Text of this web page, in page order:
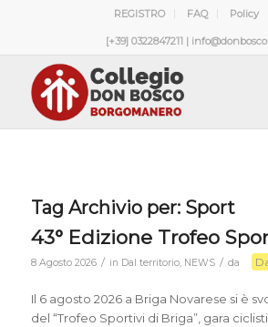
REGISTRO FAQ Policy
[+39] 0322847211 |
Tag Archivio per: Sport
43° Edizione Trofeo
8 Agosto 2026 / in Dal territorio, NEWS / da
Il 6 agosto 2026 a Briga Novarese si è
del “Trofeo Sportivi di Briga”, gara